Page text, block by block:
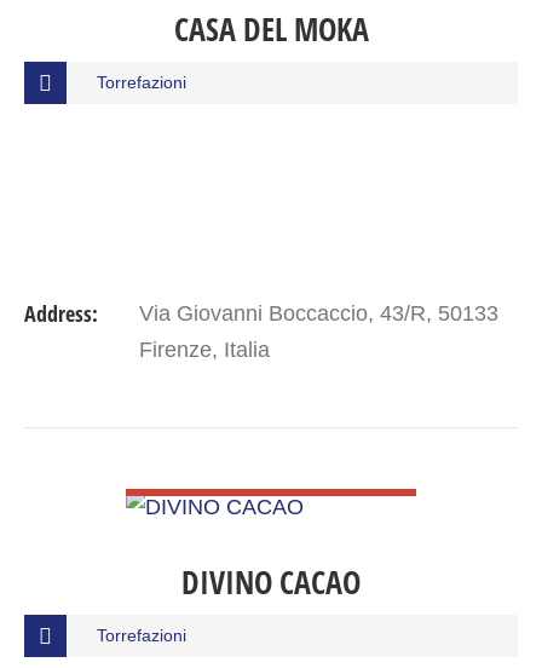
CASA DEL MOKA
Torrefazioni
Address:
Via Giovanni Boccaccio, 43/R, 50133
Firenze, Italia
DIVINO CACAO
Torrefazioni